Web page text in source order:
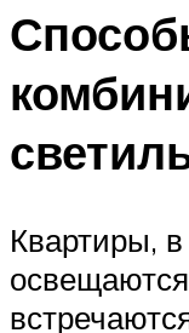
Квартиры,